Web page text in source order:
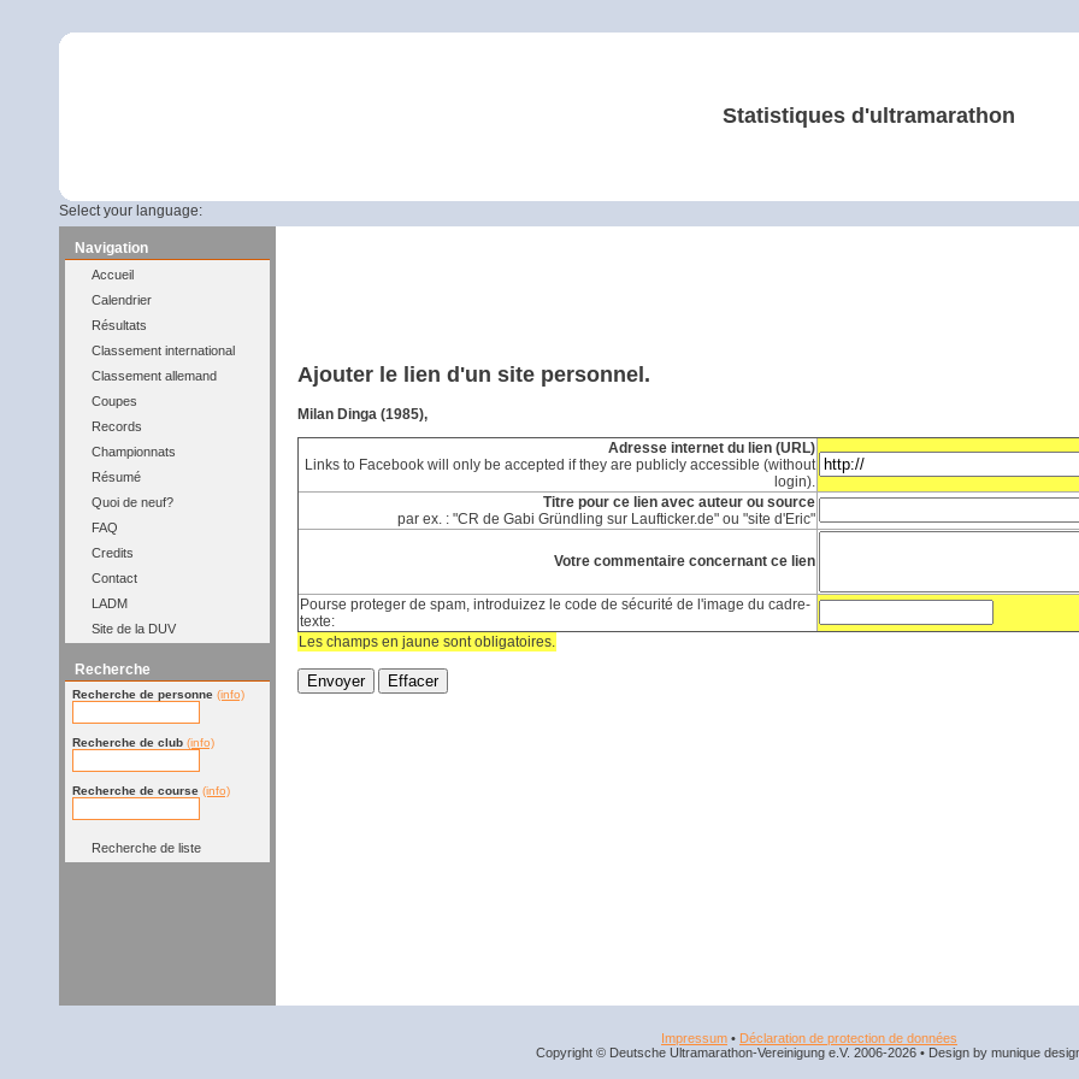
Statistiques d'ultramarathon
Select your language:
Navigation
Accueil
Calendrier
Résultats
Classement international
Classement allemand
Coupes
Records
Championnats
Résumé
Quoi de neuf?
FAQ
Credits
Contact
LADM
Site de la DUV
Recherche
Recherche de personne (info)
Recherche de club (info)
Recherche de course (info)
Recherche de liste
Ajouter le lien d'un site personnel.
Milan Dinga (1985),
Adresse internet du lien (URL)
Links to Facebook will only be accepted if they are publicly accessible (without
login).
Titre pour ce lien avec auteur ou source
par ex. : "CR de Gabi Gründling sur Laufticker.de" ou "site d'Eric"
Votre commentaire concernant ce lien
Pourse proteger de spam, introduizez le code de sécurité de l'image du cadre-
texte:
Les champs en jaune sont obligatoires.
Impressum • Déclaration de protection de données
Copyright © Deutsche Ultramarathon-Vereinigung e.V. 2006-2026 • Design by munique